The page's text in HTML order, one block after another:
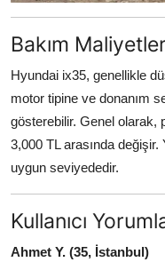
Bakım
Hyundai ix35, genellikle
motor tipine ve donanım
gösterebilir. Genel olarak,
3,000 TL arasında
uygun seviyededir.
Kullanıcı
Ahmet Y. (35, İstanbul)